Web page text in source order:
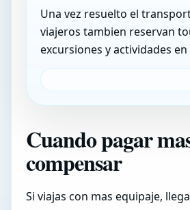
Una vez resuelto el
viajeros tambien reservan
excursiones y actividades
Cuando pagar
compensar
Si viajas con mas equipaje,